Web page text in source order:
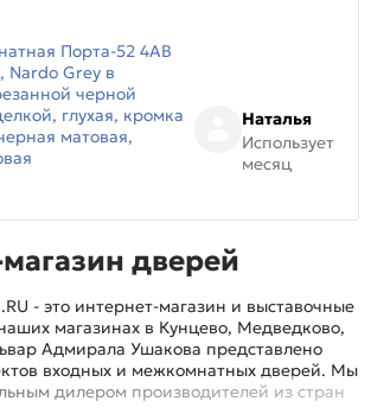
Порта-52 4AB
Nardo Grey в
черной
глухая, кромка
матовая,
Наталья
Использует
месяц
дверей
- это интернет-магазин и выставочные
магазинах в Кунцево, Медведково,
Адмирала Ушакова представлено
входных и межкомнатных дверей. Мы
дилером производителей из стран